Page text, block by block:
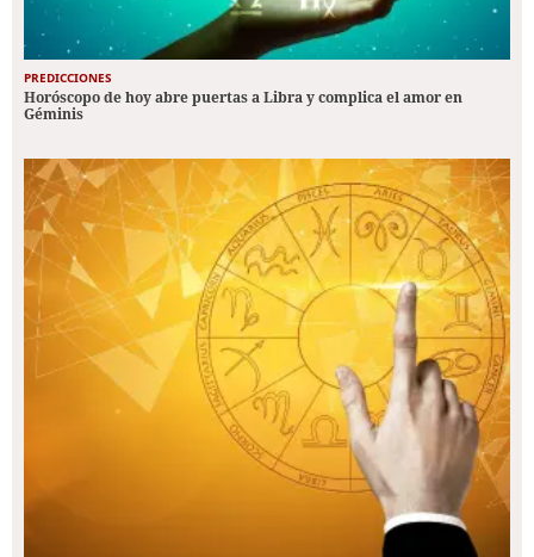
PREDICCIONES
Horóscopo de hoy abre puertas a Libra y complica el amor en
Géminis